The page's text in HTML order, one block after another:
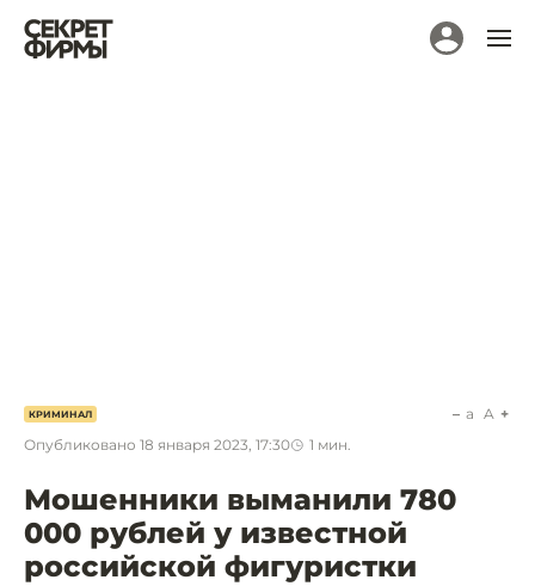
КРИМИНАЛ
Опубликовано 18 января 2023, 17:30 1 мин.
a A
Мошенники выманили 780
000 рублей у известной
российской фигуристки